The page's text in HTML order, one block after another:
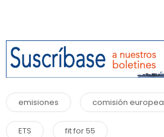
emisiones comisión europea
ETS fit for 55